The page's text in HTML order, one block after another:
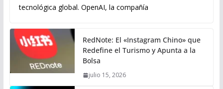
tecnológica global. OpenAI, la compañía
RedNote: El «Instagram Chino» que
Redefine el Turismo y Apunta a la
Bolsa
julio 15, 2026